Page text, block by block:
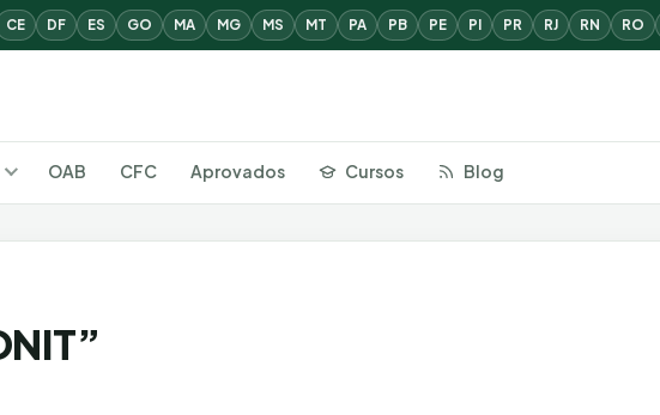
CE DF ES GO MA MG MS MT PA PB PE PI PR RJ RN RO
OAB CFC Aprovados Cursos Blog
”